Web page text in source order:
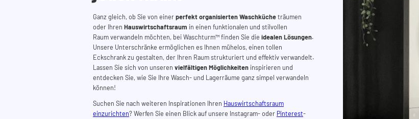
Ganz gleich, ob Sie von einerperfekt organisierten Waschkücheträumen
oder Ihren Hauswirtschaftsraum in einen funktionalen und stilvollen
Raum verwandeln möchten, beiWaschturm™finden Sie die idealen Lösungen.
Unsere Unterschränke ermöglichen es Ihnen mühelos, einen tollen
Eckschrankzu gestalten, der Ihren Raum strukturiert und effektivverwandelt.
Lassen Sie sich von unseren vielfältigen Möglichkeiten inspirieren und
entdecken Sie, wie Sie Ihre Wasch- und Lagerräume ganz simpel verwandeln
können!
Suchen Sie nach weiteren Inspirationen Ihren Hauswirtschaftsraum
einzurichten? Werfen Sie einen Blick auf unsere Instagram- oder Pinterest-